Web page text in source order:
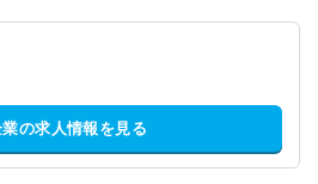
業の求人情報を見る